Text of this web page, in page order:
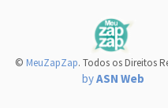
© MeuZapZap. Todos os Direitos
byASN Web